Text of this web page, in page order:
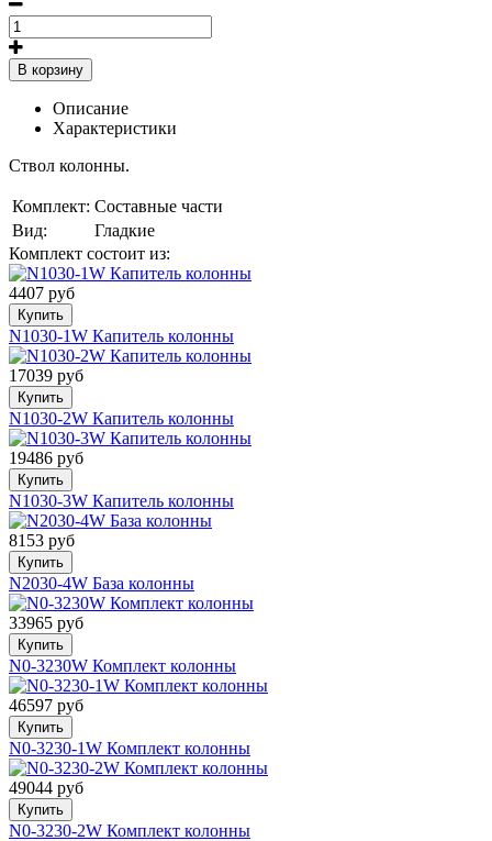
В корзину
Описание
Характеристики
Ствол колонны.
Комплект: Составные части
Вид:
Гладкие
Комплект состоит из:
4407 руб
Купить
N1030-1W Капитель колонны
17039 руб
Купить
N1030-2W Капитель колонны
19486 руб
Купить
N1030-3W Капитель колонны
8153 руб
Купить
N2030-4W База колонны
33965 руб
Купить
N0-3230W Комплект колонны
46597 руб
Купить
N0-3230-1W Комплект колонны
49044 руб
Купить
N0-3230-2W Комплект колонны